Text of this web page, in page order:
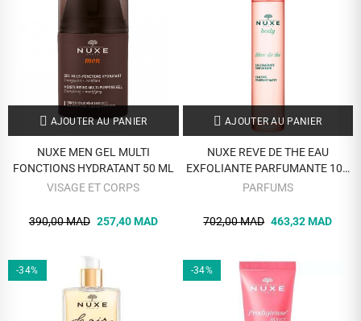
AJOUTER AU PANIER
NUXE MEN GEL MULTI
FONCTIONS HYDRATANT 50 ML
VISAGE ET CORPS
390,00 MAD 257,40 MAD
AJOUTER AU PANIER
NUXE REVE DE THE EAU
EXFOLIANTE PARFUMANTE 100
ML
PARFUMS
702,00 MAD 463,32 MAD
-34% -34%